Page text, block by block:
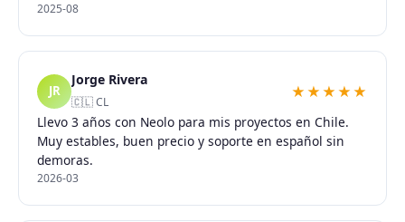
2025-08
JR
Jorge Rivera
🇨🇱 CL
★★★★★
Llevo 3 años con Neolo para mis proyectos en Chile.
Muy estables, buen precio y soporte en español sin
demoras.
2026-03